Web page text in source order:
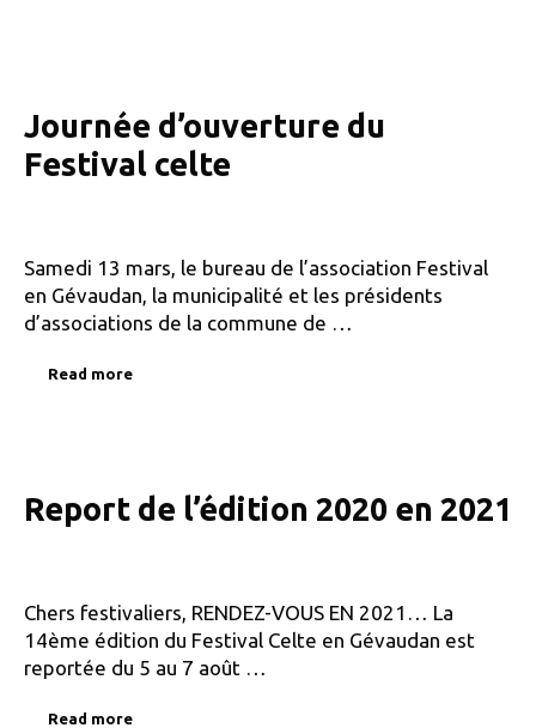
Journée d’ouverture du
Festival celte
Samedi 13 mars, le bureau de l’association Festival
en Gévaudan, la municipalité et les présidents
d’associations de la commune de …
Read more
Report de l’édition 2020 en 2021
Chers festivaliers, RENDEZ-VOUS EN 2021… La
14ème édition du Festival Celte en Gévaudan est
reportée du 5 au 7 août …
Read more